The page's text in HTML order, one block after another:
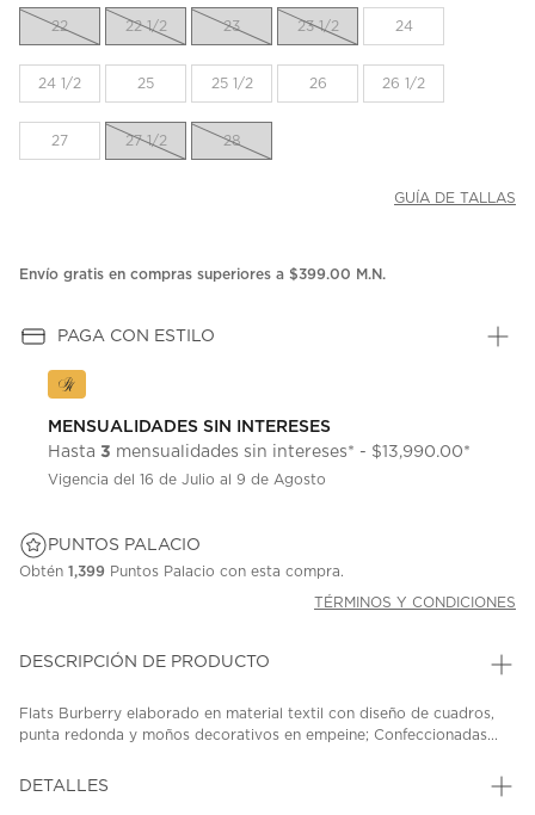
22 22 1/2 23 23 1/2 24
24 1/2 25 25 1/2 26 26 1/2
27 27 1/2 28
GUÍA DE TALLAS
Envío gratis en compras superiores a $399.00 M.N.
PAGA CON ESTILO
MENSUALIDADES SIN INTERESES
Hasta 3 mensualidades sin intereses* - $13,990.00*
Vigencia del 16 de Julio al 9 de Agosto
PUNTOS PALACIO
Obtén 1,399 Puntos Palacio con esta compra.
TÉRMINOS Y CONDICIONES
DESCRIPCIÓN DE PRODUCTO
Flats Burberry elaborado en material textil con diseño de cuadros,
punta redonda y moños decorativos en empeine; Confeccionadas...
DETALLES